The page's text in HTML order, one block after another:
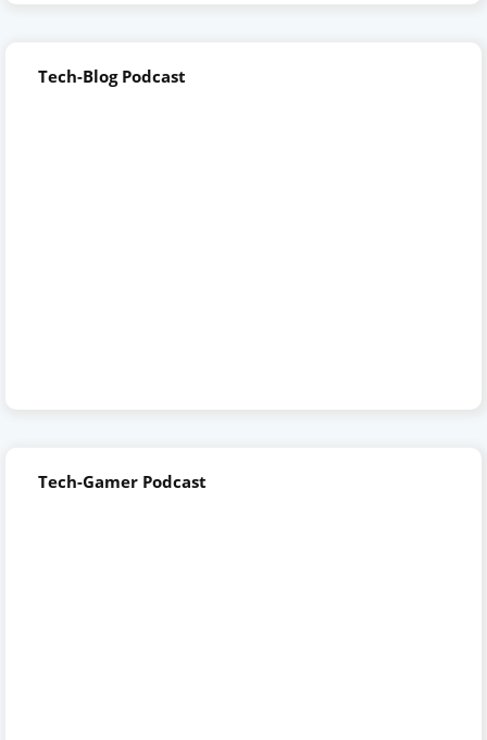
Tech-Blog Podcast
Tech-Gamer Podcast